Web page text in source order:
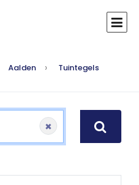
Aalden Tuintegels
×